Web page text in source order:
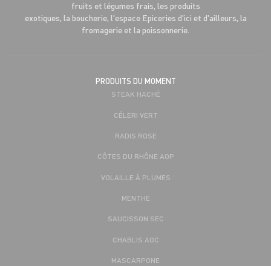
fruits et légumes frais, les produits
exotiques, la boucherie, l'espace Epiceries d'ici et d'ailleurs, la
fromagerie et la poissonnerie.
PRODUITS DU MOMENT
STEAK HACHÉ
CÉLERI VERT
RADIS ROSE
CÔTES DU RHÔNE AOP
VOLAILLE À PLUMES
MENTHE
SAUCISSON SEC
CHABLIS AOC
MASCARPONE